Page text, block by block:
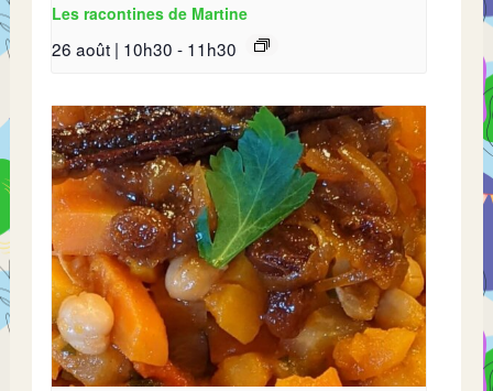
Les racontines de Martine
26 août | 10h30 - 11h30